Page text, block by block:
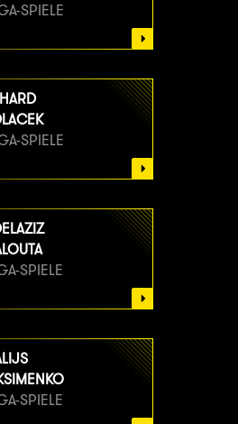
SPIELE
SPIELE
SPIELE
SPIELE